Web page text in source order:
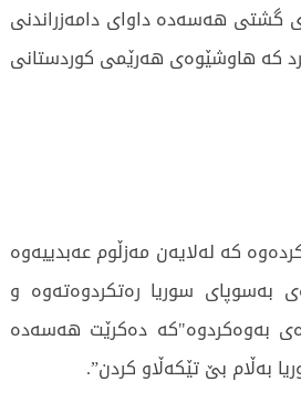
گشتی هەسەدە داوای دامەزراندنی
كە هاوشێوەی هەرێمی كوردستانی
كە لەلایەن مەزڵوم عەبدییەوە
سوریا رەتكردوەتەوە و
بەوەكردوە"كە دەكرێت هەسەدە
بەڵام بێ تێكەڵاو كردن”.